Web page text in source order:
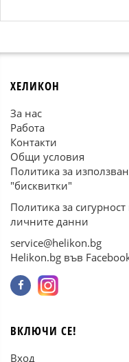
ХЕЛИКОН
За нас
Работа
Контакти
Общи условия
Политика за
"бисквитки"
Политика за сигурност
личните данни
service@helikon.bg
Helikon.bg във
ВКЛЮЧИ СЕ!
Вход